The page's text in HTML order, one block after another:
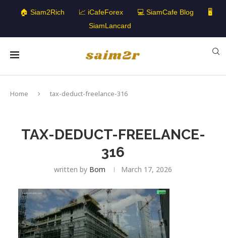
🏠 Siam2Rich 📈 iCafeForex 💻 SiamCafe Blog
🖥️
SiamLancard
Home tax-deduct-freelance-316
TAX-DEDUCT-FREELANCE-
316
written by Bom March 17, 2026